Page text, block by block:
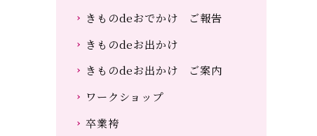
きものdeおでかけ ご報告
きものdeお出かけ
きものdeお出かけ ご案内
ワークショップ
卒業袴